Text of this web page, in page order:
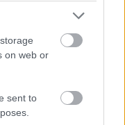
on web or
sent to
576 Kbyte
Egy Star
18:00-tól